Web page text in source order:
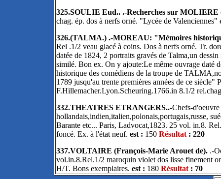
325.SOULIE Eud.. .-Recherches sur MOLIERE
chag. ép. dos à nerfs orné. "Lycée de
326.(TALMA.) .-MOREAU: "Mémoires
Rel .1/2 veau glacé à coins. Dos à nerfs orné. Tr.
datée de 1824, 2 portraits gravés de Talma,un
similé. Bon ex. On y ajoute:Le même ouvrage daté
historique des comédiens de la troupe de
1789 jusqu'au trente premières années de ce siècle"
F.Hillemacher.Lyon.Scheuring.1766.in 8.1/2
332.THEATRES ETRANGERS..-Chefs-d'oeuvre
hollandais,indien,italien,polonais,portugais,russe,
Barante etc... Paris, Ladvocat,1823. 25 vol. in.8.
foncé. Ex. à l'état neuf. est : 150 Résultat: 220
337.VOLTAIRE (François-Marie Arouet de)..-
vol.in.8.Rel.1/2 maroquin violet dos lisse finement
H/T. Bons exemplaires. est : 180 Résultat: 70